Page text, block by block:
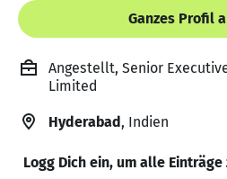
Ganzes Profil
Angestellt, Senior
Limited
Hyderabad, Indien
Logg Dich ein, um alle Einträge